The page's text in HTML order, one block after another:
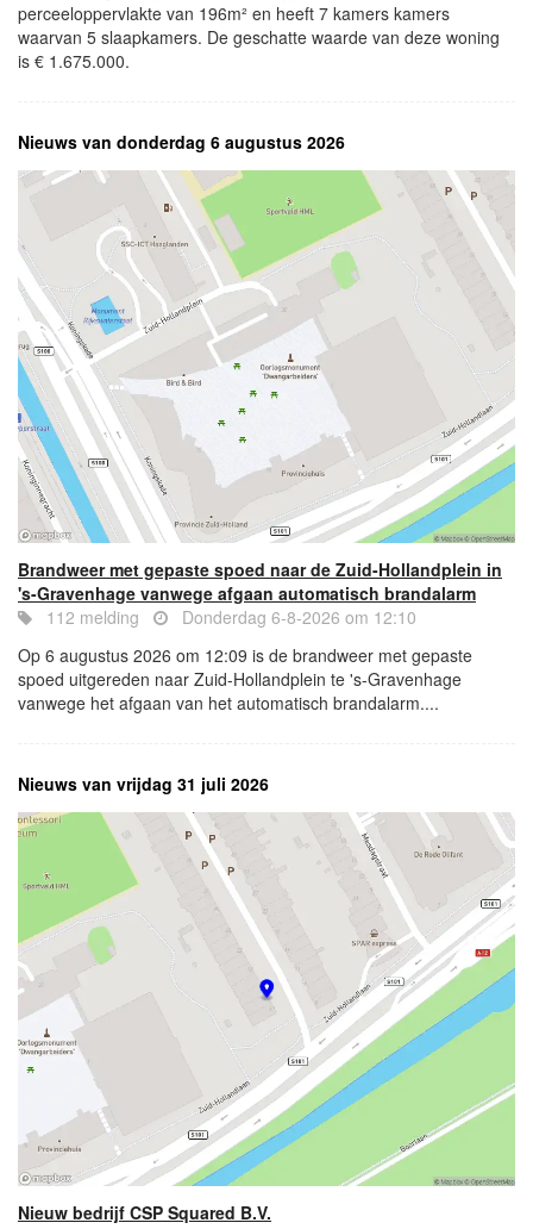
perceeloppervlakte van 196m² en heeft 7 kamers kamers
waarvan 5 slaapkamers. De geschatte waarde van deze woning
is € 1.675.000.
Nieuws van donderdag 6 augustus 2026
Brandweer met gepaste spoed naar de Zuid-Hollandplein in
's-Gravenhage vanwege afgaan automatisch brandalarm
112 melding
Donderdag 6-8-2026 om 12:10
Op 6 augustus 2026 om 12:09 is de brandweer met gepaste
spoed uitgereden naar Zuid-Hollandplein te 's-Gravenhage
vanwege het afgaan van het automatisch brandalarm....
Nieuws van vrijdag 31 juli 2026
Nieuw bedrijf CSP Squared B.V.